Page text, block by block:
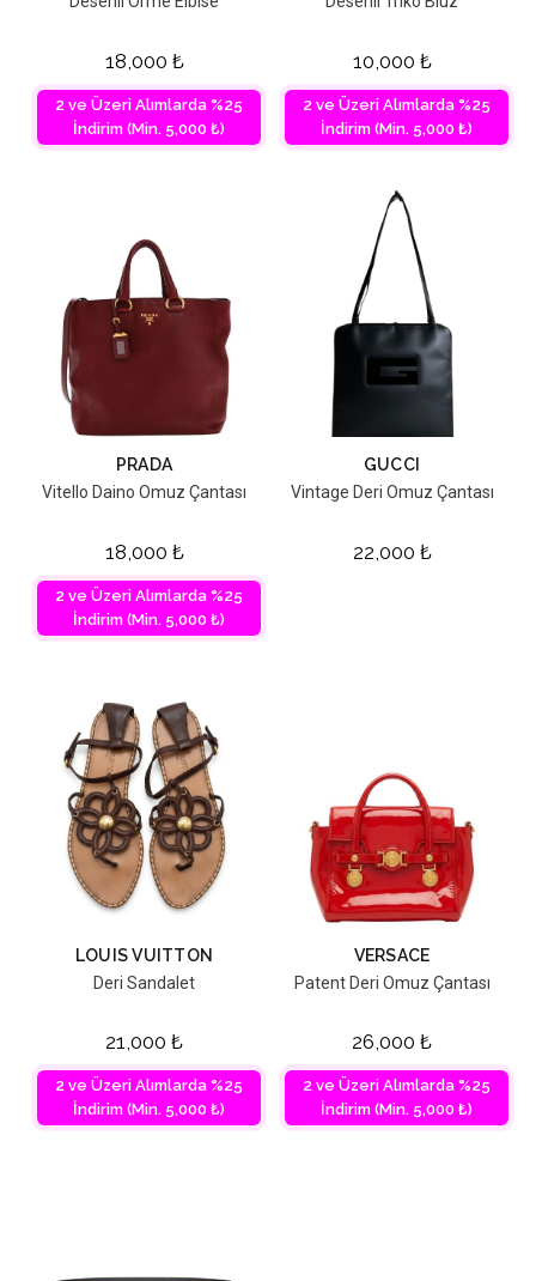
18,000 ₺
2 ve Üzeri Alımlarda %25
İndirim (Min. 5,000 ₺)
10,000 ₺
2 ve Üzeri Alımlarda %25
İndirim (Min. 5,000 ₺)
PRADA
Vitello Daino Omuz Çantası
18,000 ₺
2 ve Üzeri Alımlarda %25
İndirim (Min. 5,000 ₺)
GUCCI
Vintage Deri Omuz Çantası
22,000 ₺
LOUIS VUITTON
Deri Sandalet
21,000 ₺
2 ve Üzeri Alımlarda %25
İndirim (Min. 5,000 ₺)
VERSACE
Patent Deri Omuz Çantası
26,000 ₺
2 ve Üzeri Alımlarda %25
İndirim (Min. 5,000 ₺)